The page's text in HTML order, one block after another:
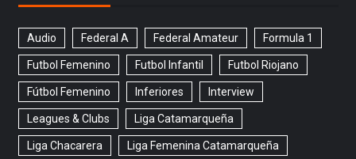
Audio Federal A Federal Amateur Formula 1
Futbol Femenino Futbol Infantil Futbol Riojano
Fútbol Femenino Inferiores Interview
Leagues & Clubs Liga Catamarqueña
Liga Chacarera Liga Femenina Catamarqueña